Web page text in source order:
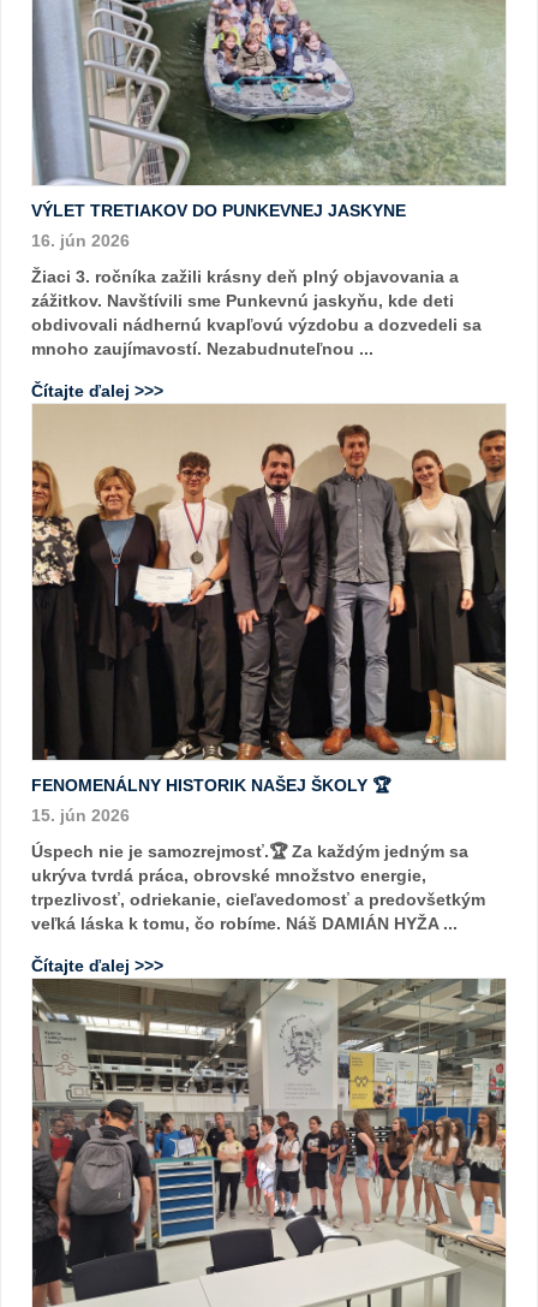
VÝLET TRETIAKOV DO PUNKEVNEJ JASKYNE
16. jún 2026
Žiaci 3. ročníka zažili krásny deň plný objavovania a
zážitkov. Navštívili sme Punkevnú jaskyňu, kde deti
obdivovali nádhernú kvapľovú výzdobu a dozvedeli sa
mnoho zaujímavostí. Nezabudnuteľnou ...
Čítajte ďalej >>>
FENOMENÁLNY HISTORIK NAŠEJ ŠKOLY 🏆
15. jún 2026
Úspech nie je samozrejmosť.🏆 Za každým jedným sa
ukrýva tvrdá práca, obrovské množstvo energie,
trpezlivosť, odriekanie, cieľavedomosť a predovšetkým
veľká láska k tomu, čo robíme. Náš DAMIÁN HYŽA ...
Čítajte ďalej >>>